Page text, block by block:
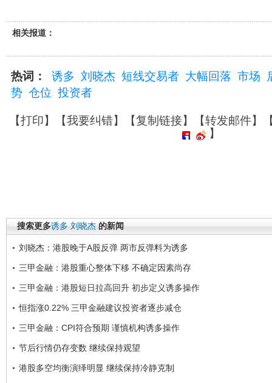
相关报道：
热词： 诱多 刘晓杰 短线交易者 大幅回落 市场
势 仓位 投资者
【打印】【我要纠错】【复制链接】【转发邮件】
】
搜索更多诱多 刘晓杰 的新闻
刘晓杰：港股晚于A股反弹 两市反弹料为诱多
三甲金融：港股重心整体下移 不确定因素尚存
三甲金融：港股短日拉高回升 初步定义诱多操作
恒指涨0.22% 三甲金融建议投资者逐步减仓
三甲金融：CPI符合预期 谨慎机构诱多操作
节后行情仍存变数 继续保持观望
港股多空均衡演绎明显 继续保持冷静克制